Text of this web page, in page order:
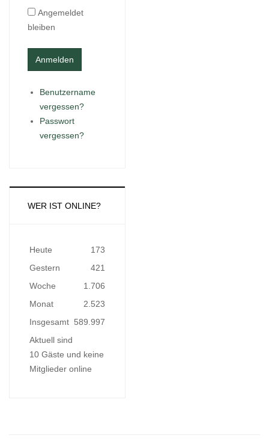
Angemeldet
bleiben
Benutzername
vergessen?
Passwort
vergessen?
WER IST ONLINE?
Heute
173
Gestern
421
Woche
1.706
Monat
2.523
Insgesamt 589.997
Aktuell sind
10 Gäste und keine
Mitglieder online